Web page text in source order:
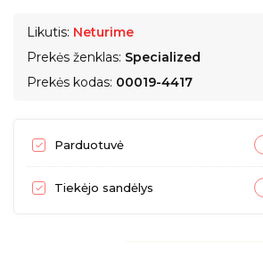
Likutis: Neturime
Prekės ženklas: Specialized
Prekės kodas: 00019-4417
Parduotuvė
Tiekėjo sandėlys